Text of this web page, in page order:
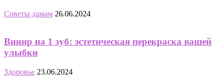
Советы дамам 26.06.2024
Винир на 1 зуб: эстетическая перекраска вашей
улыбки
Здоровье 23.06.2024